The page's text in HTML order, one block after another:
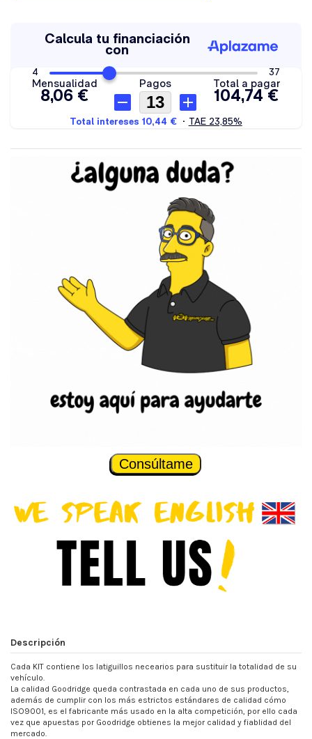
Consúltame
Descripción
Cada KIT contiene los latiguillos necearios para sustituir la totalidad de su
vehículo.
La calidad Goodridge queda contrastada en cada uno de sus productos,
además de cumplir con los más estrictos estándares de calidad cómo
ISO9001, es el fabricante más usado en la alta competición, por ello cada
vez que apuestas por Goodridge obtienes la mejor calidad y fiablidad del
mercado.